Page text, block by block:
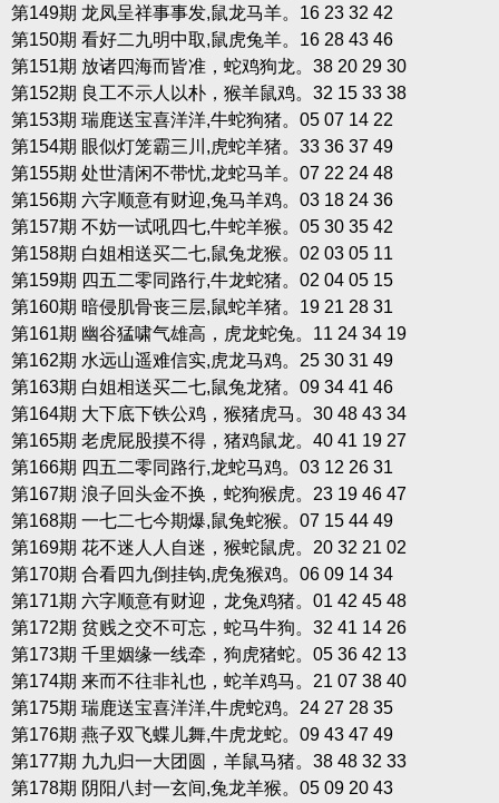
第149期 龙凤呈祥事事发,鼠龙马羊。16 23 32 42
第150期 看好二九明中取,鼠虎兔羊。16 28 43 46
第151期 放诸四海而皆准，蛇鸡狗龙。38 20 29 30
第152期 良工不示人以朴，猴羊鼠鸡。32 15 33 38
第153期 瑞鹿送宝喜洋洋,牛蛇狗猪。05 07 14 22
第154期 眼似灯笼霸三川,虎蛇羊猪。33 36 37 49
第155期 处世清闲不带忧,龙蛇马羊。07 22 24 48
第156期 六字顺意有财迎,兔马羊鸡。03 18 24 36
第157期 不妨一试吼四七,牛蛇羊猴。05 30 35 42
第158期 白姐相送买二七,鼠兔龙猴。02 03 05 11
第159期 四五二零同路行,牛龙蛇猪。02 04 05 15
第160期 暗侵肌骨丧三层,鼠蛇羊猪。19 21 28 31
第161期 幽谷猛啸气雄高，虎龙蛇兔。11 24 34 19
第162期 水远山遥难信实,虎龙马鸡。25 30 31 49
第163期 白姐相送买二七,鼠兔龙猪。09 34 41 46
第164期 大下底下铁公鸡，猴猪虎马。30 48 43 34
第165期 老虎屁股摸不得，猪鸡鼠龙。40 41 19 27
第166期 四五二零同路行,龙蛇马鸡。03 12 26 31
第167期 浪子回头金不换，蛇狗猴虎。23 19 46 47
第168期 一七二七今期爆,鼠兔蛇猴。07 15 44 49
第169期 花不迷人人自迷，猴蛇鼠虎。20 32 21 02
第170期 合看四九倒挂钩,虎兔猴鸡。06 09 14 34
第171期 六字顺意有财迎，龙兔鸡猪。01 42 45 48
第172期 贫贱之交不可忘，蛇马牛狗。32 41 14 26
第173期 千里姻缘一线牵，狗虎猪蛇。05 36 42 13
第174期 来而不往非礼也，蛇羊鸡马。21 07 38 40
第175期 瑞鹿送宝喜洋洋,牛虎蛇鸡。24 27 28 35
第176期 燕子双飞蝶儿舞,牛虎龙蛇。09 43 47 49
第177期 九九归一大团圆，羊鼠马猪。38 48 32 33
第178期 阴阳八封一玄间,兔龙羊猴。05 09 20 43